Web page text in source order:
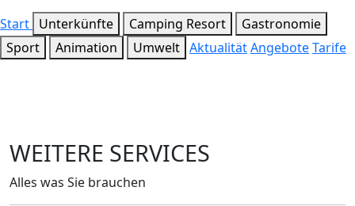
Start Unterkünfte Camping Resort
Gastronomie
Sport
Animation Umwelt AktualitätAngeboteTarife
WEITERE SERVICES
Alles was Sie brauchen